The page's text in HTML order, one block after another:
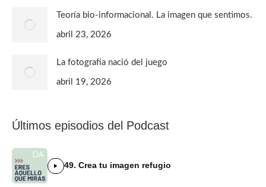
Teoría bio-informacional. La imagen que sentimos.
abril 23, 2026
La fotografía nació del juego
abril 19, 2026
Últimos episodios del Podcast
49. Crea tu imagen refugio